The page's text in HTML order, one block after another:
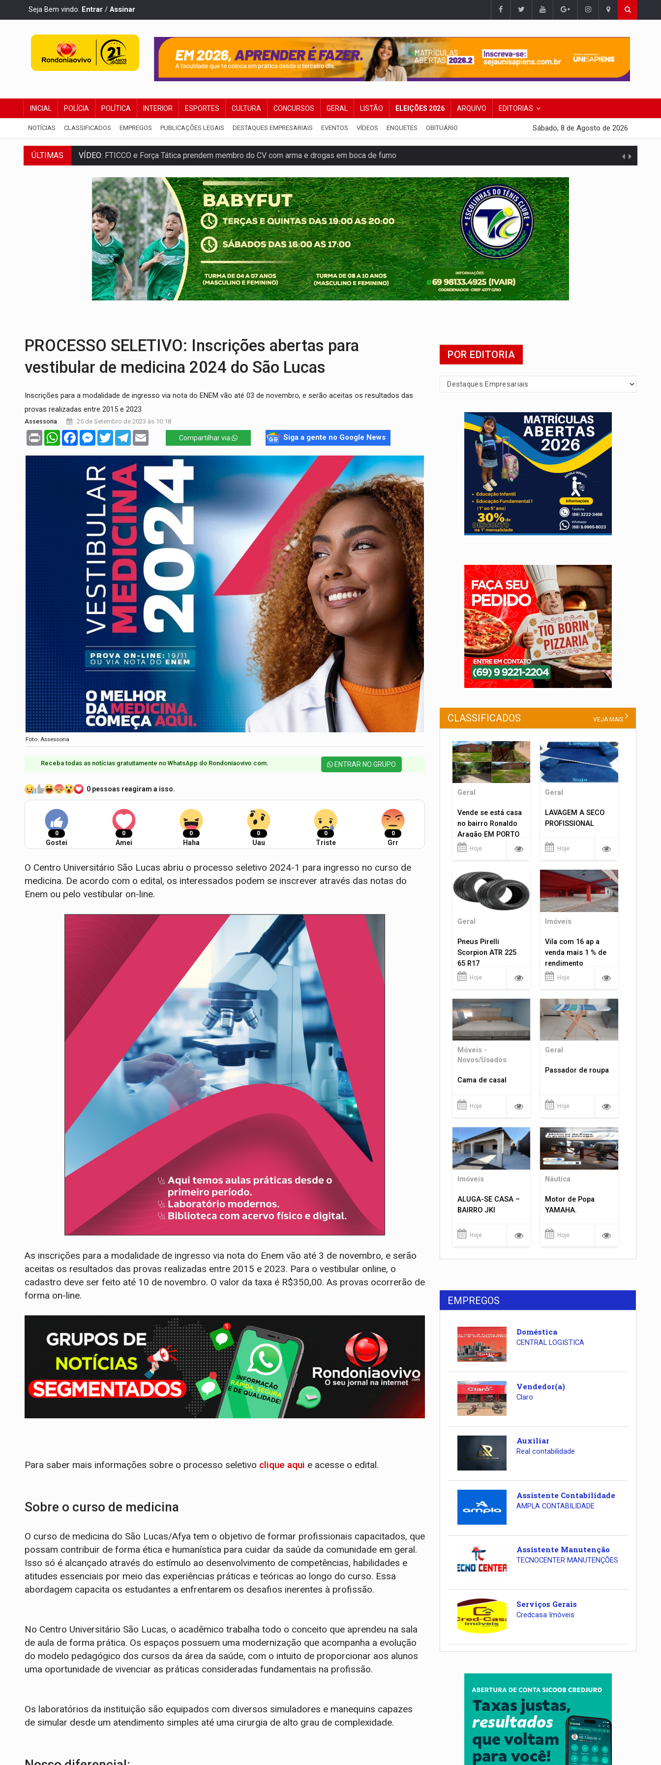
Seja Bem vindo. Entrar / Assinar
INICIAL POLÍCIA POLÍTICA INTERIOR ESPORTES CULTURA CONCURSOS GERAL LISTÃO ELEIÇÕES 2026 ARQUIVO EDITORIAS
NOTÍCIAS CLASSIFICADOS EMPREGOS PUBLICAÇÕES LEGAIS DESTAQUES EMPRESARIAIS EVENTOS VÍDEOS ENQUETES OBITUÁRIO Sábado, 8 de Agosto de 2026
ÚLTIMAS VÍDEO: FTICCO e Força Tática prendem membro do CV com arma e drogas em boca de fumo
INCLUSÃO:Prefeitura fortalece parceria com a APAE para ampliar ações voltadas a PCD's
DEFESA:Exército testa inovações no combate a drones durante exercício antiaéreo
TEMAS SOCIOAMBIENTAIS:Em Itapuã do Oeste, CINEMAZÔNIA leva cinema amazônico a estudantes na escola
PREVISÃO:Interior de Rondônia terá sábado (8) de calor intenso e tempo firme
INFRAESTRUTURA:Após quase 30 anos de espera, asfalto chega ao bairro Nova Esperança
A ILHA:Coreografia de Rondônia estreia na programação do Festival de Dança de Joinville
ELEIÇÕES 2026: Sgt. Mouza esclarece 'erro de digitação' em declaração de patrimônio de R$ 29 mi
PROCESSO SELETIVO: Inscrições abertas para
vestibular de medicina 2024 do São Lucas
Inscrições para a modalidade de ingresso via nota do ENEM vão até 03 de novembro, e serão aceitas os resultados das
provas realizadas entre 2015 e 2023
Assessoria 25 de Setembro de 2023 às 10:18
Print WhatsAppFacebookMessenger
TwitterTelegram Compartilhar via Siga a gente no Google News
Foto: Assessoria
Receba todas as notícias gratuitamente no WhatsApp do Rondoniaovivo.com.​ ENTRAR NO GRUPO
0 pessoas reagiram a isso.
0
Gostei
0
Amei
0
Haha
0
Uau
0
Triste
0
Grr
O Centro Universitário São Lucas abriu o processo seletivo 2024-1 para ingresso no curso de
medicina. De acordo com o edital, os interessados podem se inscrever através das notas do
Enem ou pelo vestibular on-line.
As inscrições para a modalidade de ingresso via nota do Enem vão até 3 de novembro, e serão
aceitas os resultados das provas realizadas entre 2015 e 2023. Para o vestibular online, o
cadastro deve ser feito até 10 de novembro. O valor da taxa é R$350,00. As provas ocorrerão de
forma on-line.
Para saber mais informações sobre o processo seletivo clique aqui e acesse o edital.
Sobre o curso de medicina
O curso de medicina do São Lucas/Afya tem o objetivo de formar profissionais capacitados, que
possam contribuir de forma ética e humanística para cuidar da saúde da comunidade em geral.
Isso só é alcançado através do estímulo ao desenvolvimento de competências, habilidades e
atitudes essenciais por meio das experiências práticas e teóricas ao longo do curso. Essa
abordagem capacita os estudantes a enfrentarem os desafios inerentes à profissão.
No Centro Universitário São Lucas, o acadêmico trabalha todo o conceito que aprendeu na sala
de aula de forma prática. Os espaços possuem uma modernização que acompanha a evolução
do modelo pedagógico dos cursos da área da saúde, com o intuito de proporcionar aos alunos
uma oportunidade de vivenciar as práticas consideradas fundamentais na profissão.
Os laboratórios da instituição são equipados com diversos simuladores e manequins capazes
de simular desde um atendimento simples até uma cirurgia de alto grau de complexidade.
POR EDITORIA
CLASSIFICADOS VEJA MAIS
Geral
Vende se está casa
no bairro Ronaldo
Aragão EM PORTO
VELHO RO.
Hoje
Geral
LAVAGEM A SECO
PROFISSIONAL
Hoje
Geral
Pneus Pirelli
Scorpion ATR 225
65 R17
Hoje
Imóveis
Vila com 16 ap a
venda mais 1 % de
rendimento
Hoje
Móveis -
Novos/Usados
Cama de casal
Hoje
Geral
Passador de roupa
Hoje
Imóveis
ALUGA-SE CASA –
BAIRRO JKI
Hoje
Náutica
Motor de Popa
YAMAHA.
Hoje
EMPREGOS
Doméstica
CENTRAL LOGISTICA
Vendedor(a)
Claro
Auxiliar
Real contabilidade
Assistente Contabilidade
AMPLA CONTABILIDADE
Assistente Manutenção
TECNOCENTER MANUTENÇÕES
Serviços Gerais
Credcasa Imóveis